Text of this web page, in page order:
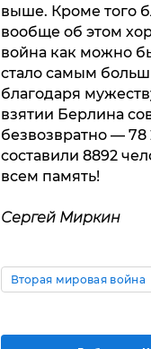
выше. Кроме того
вообще об этом
война как можно
стало самым
благодаря
взятии Берлина
безвозвратно — 78
составили 8892
всем память!
Сергей Миркин
Вторая мировая война